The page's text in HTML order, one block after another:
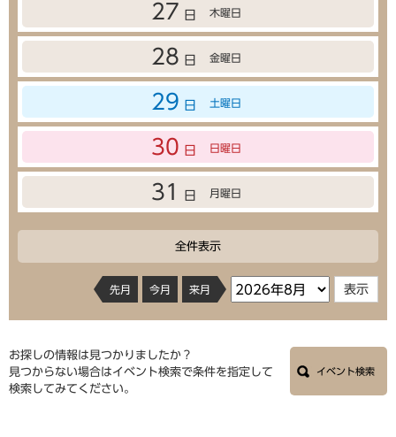
27 日 木曜日
28 日 金曜日
29 日 土曜日
30 日 日曜日
31 日 月曜日
全件表示
先月 今月 来月
お探しの情報は見つかりましたか？
見つからない場合はイベント検索で条件を指定して
検索してみてください。
イベント検索